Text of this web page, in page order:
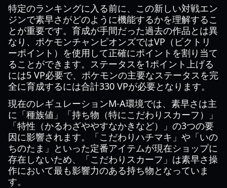
特定のランキングに入る前に、この新しい対戦エン
ジンで素早さがどのように機能するかを理解するこ
とが重要です。育成が手間だった過去の作品とは異
なり、ポケモンチャンピオンズではVP（ビクトリ
ーポイント）を使用して正確にポイントを割り当て
ることができます。ステータスを1ポイント上げる
には5 VP必要で、ポケモンの主要なステータスを完
全に育成するには合計330 VPが必要となります。
現在のレギュレーションM-A環境では、素早さは主
に「種族値」「持ち物（特にこだわりスカーフ）」
「特性（かるわざややすなかきなど）」の3つの要
因に影響されます。「こだわりハチマキ」や「いの
ちのたま」といった定番アイテムが現在ショップに
存在しないため、「こだわりスカーフ」は素早さ操
作において最も影響力のある持ち物となっていま
す。